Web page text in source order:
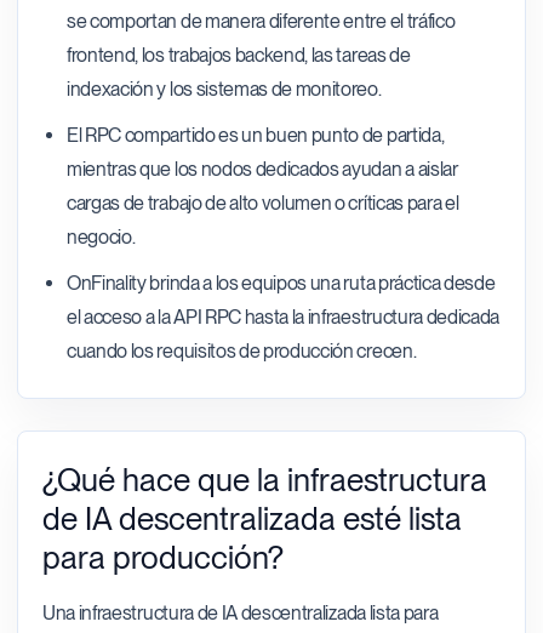
se comportan de manera diferente entre el tráfico
frontend, los trabajos backend, las tareas de
indexación y los sistemas de monitoreo.
El RPC compartido es un buen punto de partida,
mientras que los nodos dedicados ayudan a aislar
cargas de trabajo de alto volumen o críticas para el
negocio.
OnFinality brinda a los equipos una ruta práctica desde
el acceso a la API RPC hasta la infraestructura dedicada
cuando los requisitos de producción crecen.
¿Qué hace que la infraestructura
de IA descentralizada esté lista
para producción?
Una infraestructura de IA descentralizada lista para